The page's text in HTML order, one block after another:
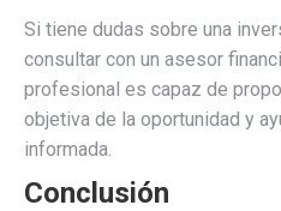
Si tiene dudas sobre una
consultar con un asesor
profesional es capaz de
objetiva de la oportunidad y
informada.
Conclusión